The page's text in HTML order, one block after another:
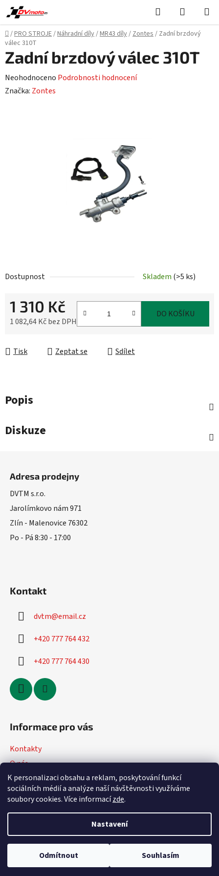
K personalizaci obsahu a reklam, poskytování funkcí
sociálních médií a analýze naší návštěvnosti využíváme
soubory cookies. Více informacízde.
Nastavení
Odmítnout Souhlasím
Přejít
na
obsah
Hledat
KOŠÍK
Domů
/PRO STROJE/Náhradní díly/MR43 díly/Zontes/ Zadní brzdový
válec 310T
Dostupnost Skladem (>5 ks)
1 310 Kč
1 082,64 Kč bez DPH
DO KOŠÍKU
Tisk Zeptat se Sdílet
Zadní brzdový válec 310T
Průměrné
hodnocení
Neohodnoceno Podrobnosti hodnocení
Značka: Zontes
Popis
Diskuze
Adresa prodejny
DVTM s.r.o.
Jarolímkovo nám 971
Zlín - Malenovice 76302
Po - Pá 8:30 - 17:00
Kontakt
dvtm@email.cz
+420 777 764 432
+420 777 764 430
Informace pro vás
Kontakty
O nás
Jak nakupovat
Obchodní podmínky
Vytvořil Shoptet
Copyright 2026DVmoto . Všechna práva vyhrazena.
nastavení cookies